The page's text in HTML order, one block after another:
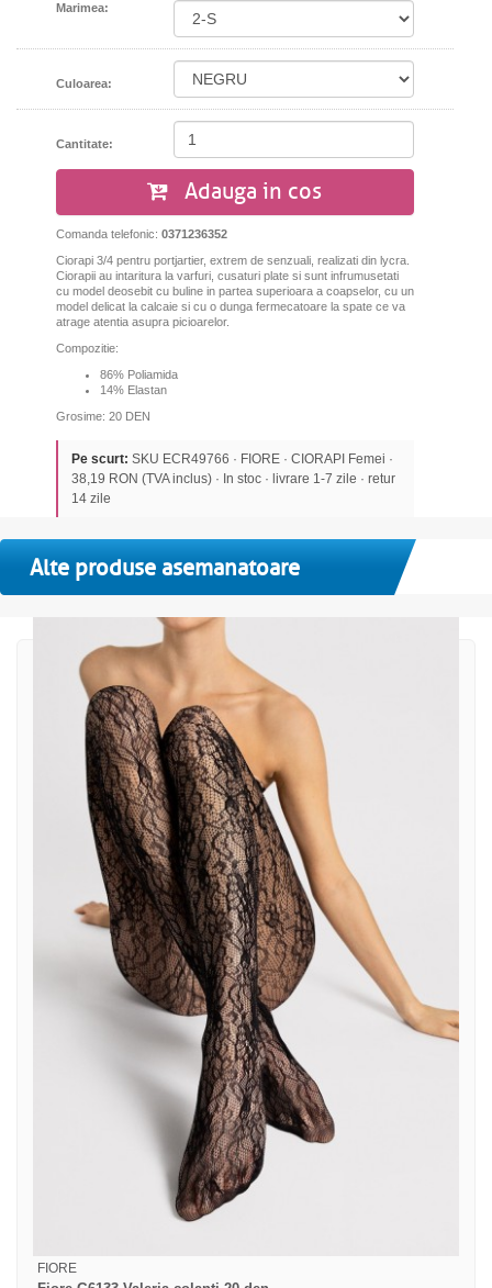
Marimea:
Culoarea:
Cantitate:
Adauga in cos
Comanda telefonic: 0371236352
Ciorapi 3/4 pentru portjartier, extrem de senzuali, realizati din lycra.
Ciorapii au intaritura la varfuri, cusaturi plate si sunt infrumusetati
cu model deosebit cu buline in partea superioara a coapselor, cu un
model delicat la calcaie si cu o dunga fermecatoare la spate ce va
atrage atentia asupra picioarelor.
Compozitie:
86% Poliamida
14% Elastan
Grosime: 20 DEN
Pe scurt: SKU ECR49766 · FIORE · CIORAPI Femei ·
38,19 RON (TVA inclus) · In stoc · livrare 1-7 zile · retur
14 zile
Alte produse asemanatoare
FIORE